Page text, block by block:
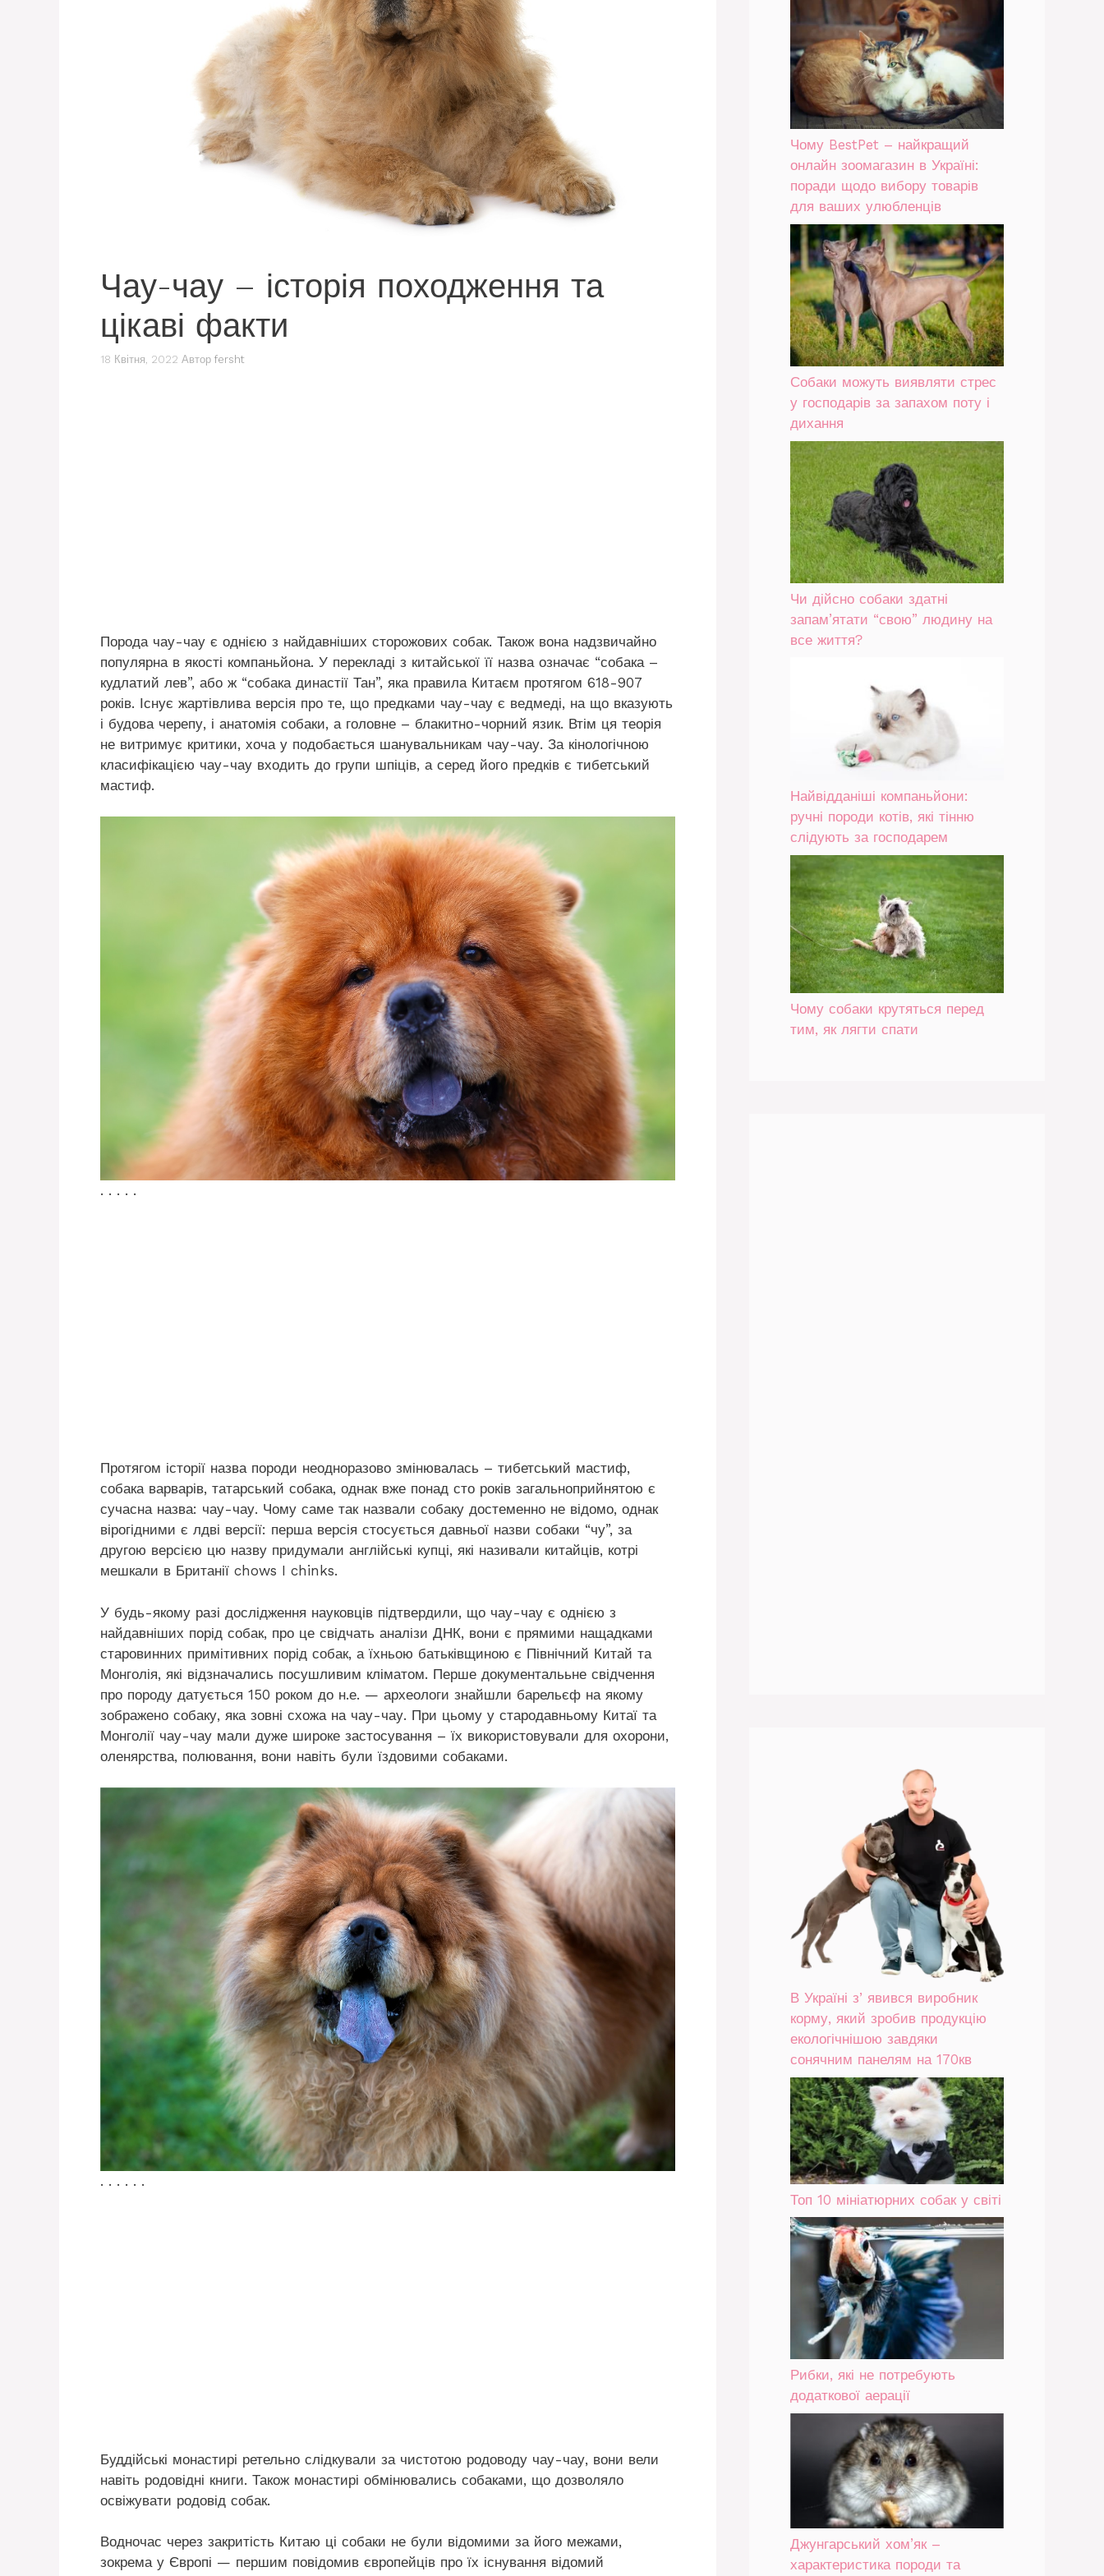
Чау-чау – історія походження та
цікаві факти
18 Квітня, 2022 Автор fersht
Порода чау-чау є однією з найдавніших сторожових собак. Також вона надзвичайно
популярна в якості компаньйона. У перекладі з китайської її назва означає “собака –
кудлатий лев”, або ж “собака династії Тан”, яка правила Китаєм протягом 618-907
років. Існує жартівлива версія про те, що предками чау-чау є ведмеді, на що вказують
і будова черепу, і анатомія собаки, а головне – блакитно-чорний язик. Втім ця теорія
не витримує критики, хоча у подобається шанувальникам чау-чау. За кінологічною
класифікацією чау-чау входить до групи шпіців, а серед його предків є тибетський
мастиф.
. . . . .
Протягом історії назва породи неодноразово змінювалась – тибетський мастиф,
собака варварів, татарський собака, однак вже понад сто років загальноприйнятою є
сучасна назва: чау-чау. Чому саме так назвали собаку достеменно не відомо, однак
вірогідними є лдві версії: перша версія стосується давньої назви собаки “чу”, за
другою версією цю назву придумали англійські купці, які називали китайців, котрі
мешкали в Британії chows I chinks.
У будь-якому разі дослідження науковців підтвердили, що чау-чау є однією з
найдавніших порід собак, про це свідчать аналізи ДНК, вони є прямими нащадками
старовинних примітивних порід собак, а їхньою батьківщиною є Північний Китай та
Монголія, які відзначались посушливим кліматом. Перше документалььне свідчення
про породу датується 150 роком до н.е. — археологи знайшли барельєф на якому
зображено собаку, яка зовні схожа на чау-чау. При цьому у стародавньому Китаї та
Монголії чау-чау мали дуже широке застосування – їх використовували для охорони,
оленярства, полювання, вони навіть були їздовими собаками.
. . . . . .
Буддійські монастирі ретельно слідкували за чистотою родоводу чау-чау, вони вели
навіть родовідні книги. Також монастирі обмінювались собаками, що дозволяло
освіжувати родовід собак.
Водночас через закритість Китаю ці собаки не були відомими за його межами,
зокрема у Європі — першим повідомив європейців про їх існування відомий
Чому BestPet – найкращий
онлайн зоомагазин в Україні:
поради щодо вибору товарів
для ваших улюбленців
Собаки можуть виявляти стрес
у господарів за запахом поту і
дихання
Чи дійсно собаки здатні
запам’ятати “свою” людину на
все життя?
Найвідданіші компаньйони:
ручні породи котів, які тінню
слідують за господарем
Чому собаки крутяться перед
тим, як лягти спати
В Україні зʼявився виробник
корму, який зробив продукцію
екологічнішою завдяки
сонячним панелям на 170кв
Топ 10 мініатюрних собак у світі
Рибки, які не потребують
додаткової аерації
Джунгарський хом’як –
характеристика породи та